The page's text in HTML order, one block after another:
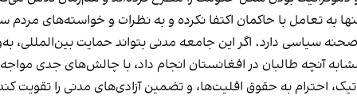
به تعامل با حاکمان اکتفا نکرده و به نظرات و خواسته‌های مردم
سیاسی دارد. اگر این جامعه مدنی بتواند حمایت بین‌المللی،
آنچه طالبان در افغانستان انجام داد، با چالش‌های جدی
احترام به حقوق اقلیت‌ها، و تضمین آزادی‌های مدنی را تقویت